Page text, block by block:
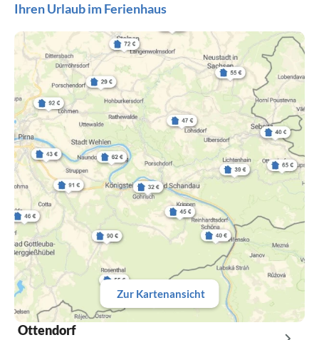
Ihren Urlaub im Ferienhaus
Zur Kartenansicht
Ottendorf